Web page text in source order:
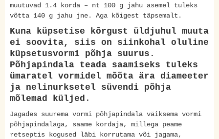
muutuvad 1.4 korda – nt 100 g jahu asemel tuleks
võtta 140 g jahu jne. Aga kõigest täpsemalt.
Kuna küpsetise kõrgust üldjuhul muuta
ei soovita, siis on siinkohal oluline
küpsetusvormi põhja suurus.
Põhjapindala teada saamiseks tuleks
ümaratel vormidel mõõta ära diameeter
ja nelinurksetel süvendi põhja
mõlemad küljed .
Jagades suurema vormi põhjapindala väiksema vormi
põhjapindalaga, saame kordaja, millega peame
retseptis kogused läbi korrutama või jagama,